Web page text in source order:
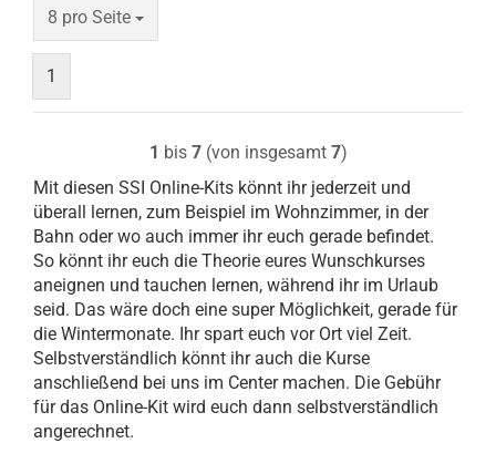
8 pro Seite
pro Seite
1
1 bis 7(von insgesamt 7)
Mit diesen SSI Online-Kits könnt ihr jederzeit und
überall lernen, zum Beispiel im Wohnzimmer, in der
Bahn oder wo auch immer ihr euch gerade befindet.
So könnt ihr euch die Theorie eures Wunschkurses
aneignen und tauchen lernen, während ihr im Urlaub
seid. Das wäre doch eine super Möglichkeit, gerade für
die Wintermonate. Ihr spart euch vor Ort viel Zeit.
Selbstverständlich könnt ihr auch die Kurse
anschließend bei uns im Center machen. Die Gebühr
für das Online-Kit wird euch dann selbstverständlich
angerechnet.